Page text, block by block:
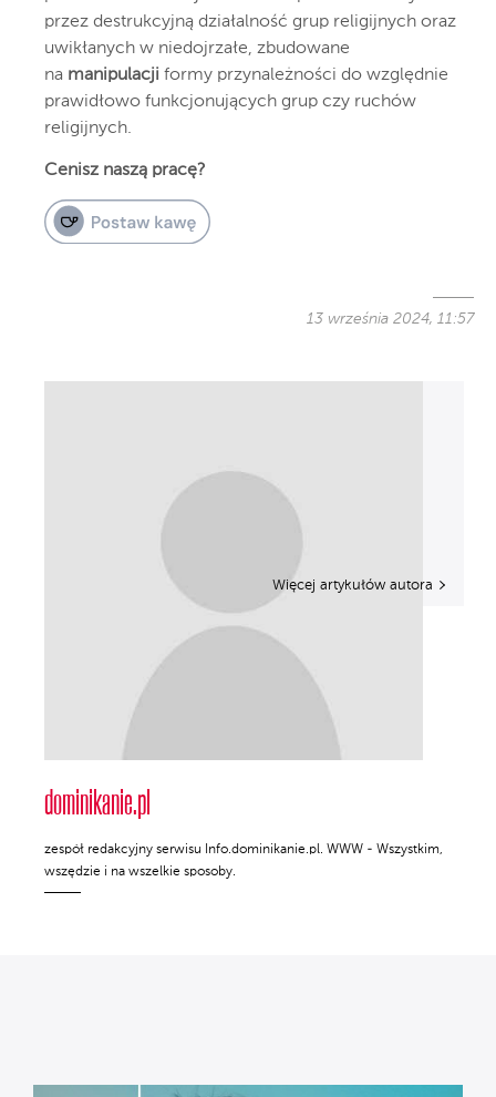
przez destrukcyjną działalność grup religijnych oraz
uwikłanych w niedojrzałe, zbudowane
na manipulacji formy przynależności do względnie
prawidłowo funkcjonujących grup czy ruchów
religijnych.
Cenisz naszą pracę?
13 września 2024, 11:57
dominikanie.pl
zespół redakcyjny serwisu Info.dominikanie.pl. WWW - Wszystkim,
wszędzie i na wszelkie sposoby.
Więcej artykułów autora